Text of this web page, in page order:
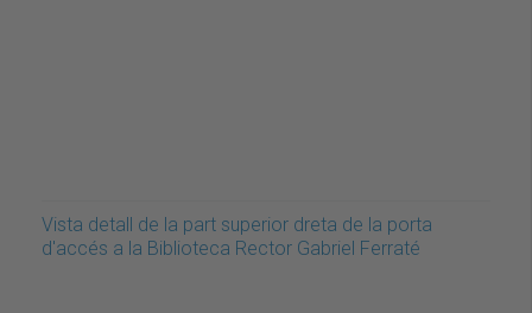
Vista detall de la part superior dreta de la porta
d'accés a la Biblioteca Rector Gabriel Ferraté